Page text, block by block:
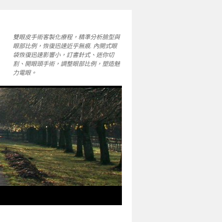
雙眼皮手術客製化療程，精準分析臉型與
眼部比例，恢復迅速近乎無痕. 內開式眼
袋恢復迅速影響小，訂書針式、迷你切
割、開眼頭手術，調整眼部比例，塑造魅
力電眼。